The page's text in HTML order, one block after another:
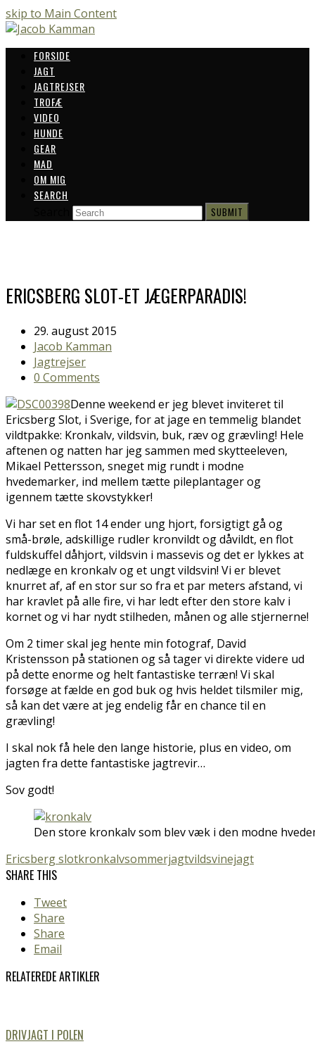
skip to Main Content
FORSIDE
JAGT
JAGTREJSER
TROFÆ
VIDEO
HUNDE
GEAR
MAD
OM MIG
SEARCH
SUBMIT
ERICSBERG SLOT-ET JÆGERPARADIS!
29. august 2015
Jacob Kamman
Jagtrejser
0 Comments
Denne weekend er jeg blevet inviteret til
Ericsberg Slot, i Sverige, for at jage en temmelig blandet
vildtpakke: Kronkalv, vildsvin, buk, ræv og grævling! Hele
aftenen og natten har jeg sammen med skytteeleven,
Mikael Pettersson, sneget mig rundt i modne
hvedemarker, ind mellem tætte pileplantager og
igennem tætte skovstykker!
Vi har set en flot 14 ender ung hjort, forsigtigt gå og
små-brøle, adskillige rudler kronvildt og dåvildt, en flot
fuldskuffel dåhjort, vildsvin i massevis og det er lykkes at
nedlæge en kronkalv og et ungt vildsvin! Vi er blevet
knurret af, af en stor sur so fra et par meters afstand, vi
har kravlet på alle fire, vi har ledt efter den store kalv i
kornet og vi har nydt stilheden, månen og alle stjernerne!
Om 2 timer skal jeg hente min fotograf, David
Kristensson på stationen og så tager vi direkte videre ud
på dette enorme og helt fantastiske terræn! Vi skal
forsøge at fælde en god buk og hvis heldet tilsmiler mig,
så kan det være at jeg endelig får en chance til en
grævling!
I skal nok få hele den lange historie, plus en video, om
jagten fra dette fantastiske jagtrevir…
Sov godt!
Den store kronkalv som blev væk i den modne
Ericsberg slotkronkalvsommerjagtvildsvinejagt
SHARE THIS
Tweet
Share
Share
Email
RELATEREDE ARTIKLER
DRIVJAGT I POLEN